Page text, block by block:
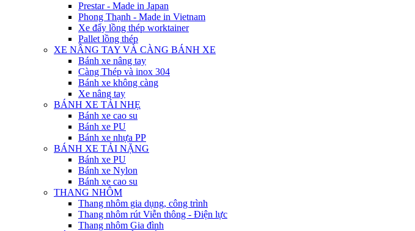
Prestar - Made in Japan
Phong Thạnh - Made in Vietnam
Xe đẩy lồng thép worktainer
Pallet lồng thép
XE NÂNG TAY VÀ CÀNG BÁNH XE
Bánh xe nâng tay
Càng Thép và inox 304
Bánh xe không càng
Xe nâng tay
BÁNH XE TẢI NHẸ
Bánh xe cao su
Bánh xe PU
Bánh xe nhựa PP
BÁNH XE TẢI NẶNG
Bánh xe PU
Bánh xe Nylon
Bánh xe cao su
THANG NHÔM
Thang nhôm gia dụng, công trình
Thang nhôm rút Viễn thông - Điện lực
Thang nhôm Gia đình